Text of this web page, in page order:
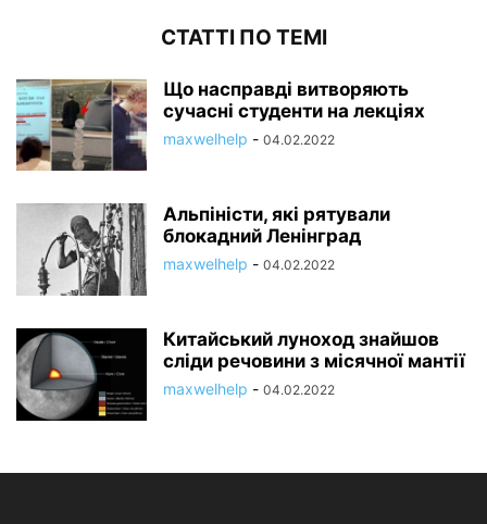
СТАТТІ ПО ТЕМІ
Що насправді витворяють
сучасні студенти на лекціях
maxwelhelp - 04.02.2022
Альпіністи, які рятували
блокадний Ленінград
maxwelhelp - 04.02.2022
Китайський луноход знайшов
сліди речовини з місячної мантії
maxwelhelp - 04.02.2022